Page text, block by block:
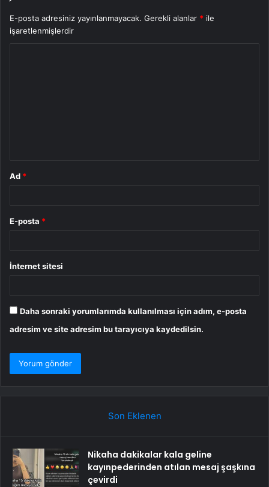
E-posta adresiniz yayınlanmayacak. Gerekli alanlar * ile
işaretlenmişlerdir
Ad *
E-posta *
İnternet sitesi
Daha sonraki yorumlarımda kullanılması için adım, e-posta
adresim ve site adresim bu tarayıcıya kaydedilsin.
Son Eklenen
Nikaha dakikalar kala geline
kayınpederinden atılan mesaj şaşkına
çevirdi